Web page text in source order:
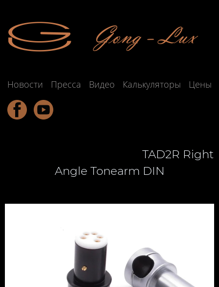
Новости Пресса Видео Калькуляторы Цены
TAD2R Right
Angle Tonearm DIN